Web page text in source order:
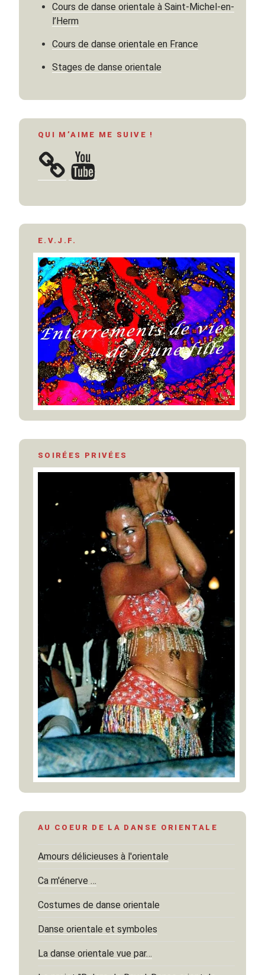
Cours de danse orientale à Saint-Michel-en-
l’Herm
Cours de danse orientale en France
Stages de danse orientale
QUI M’AIME ME SUIVE !
YouTube
E.V.J.F.
SOIRÉES PRIVÉES
AU COEUR DE LA DANSE ORIENTALE
Amours délicieuses à l'orientale
Ca m'énerve …
Costumes de danse orientale
Danse orientale et symboles
La danse orientale vue par…